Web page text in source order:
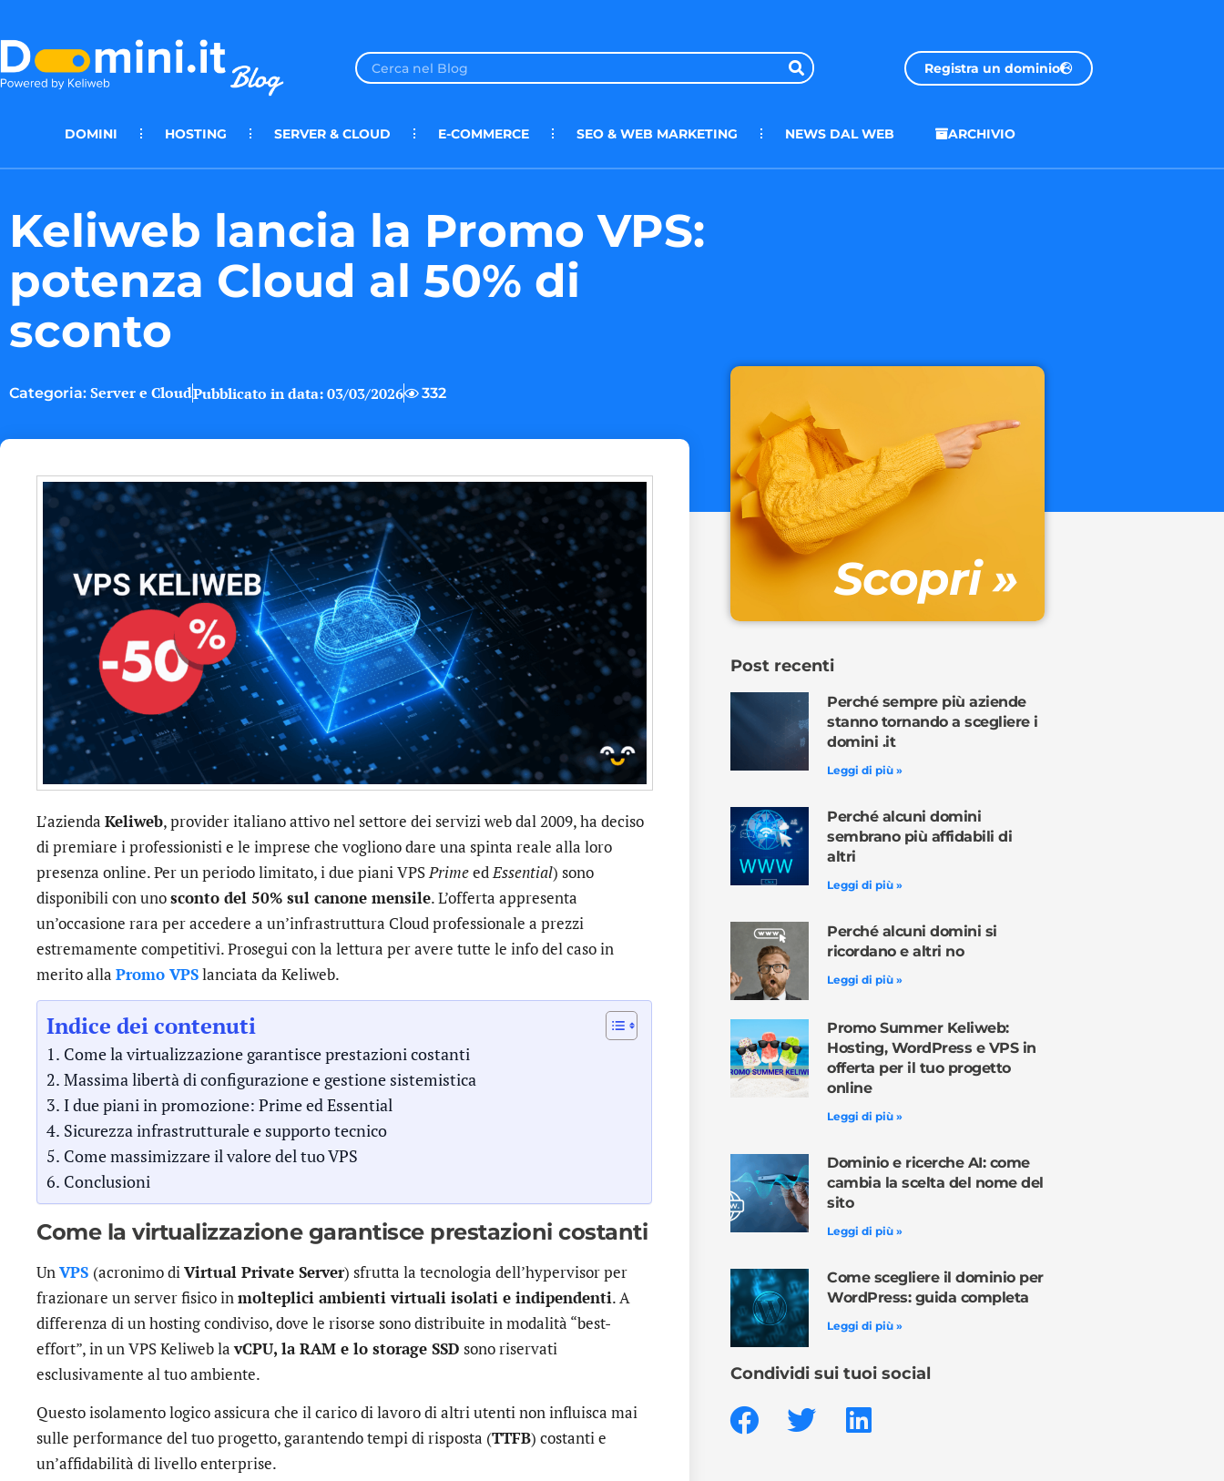
Registra un dominio
DOMINI HOSTING SERVER & CLOUD E-COMMERCE SEO & WEB MARKETING NEWS DAL WEB ARCHIVIO
Keliweb lancia la Promo VPS:
potenza Cloud al 50% di
sconto
Categoria: Server e CloudPubblicato in data:03/03/2026 332
L’azienda Keliweb, provider italiano attivo nel settore dei servizi web dal 2009, ha deciso
di premiare i professionisti e le imprese che vogliono dare una spinta reale alla loro
presenza online. Per un periodo limitato, i due piani VPSPrimeedEssential) sono
disponibili con unosconto del 50% sul canone mensile. L’offerta appresenta
un’occasione rara per accedere a un’infrastruttura Cloud professionale a prezzi
estremamente competitivi. Prosegui con la lettura per avere tutte le info del caso in
merito alla Promo VPSlanciata da Keliweb.
Indice dei contenuti
Come la virtualizzazione garantisce prestazioni costanti
Massima libertà di configurazione e gestione sistemistica
I due piani in promozione: Prime ed Essential
Sicurezza infrastrutturale e supporto tecnico
Come massimizzare il valore del tuo VPS
Conclusioni
Come la virtualizzazione garantisce prestazioni costanti
UnVPS (acronimo diVirtual Private Server) sfrutta la tecnologia dell’hypervisor per
frazionare un server fisico inmolteplici ambienti virtuali isolati e indipendenti. A
differenza di un hosting condiviso, dove le risorse sono distribuite in modalità “best-
effort”, in un VPS Keliweb lavCPU, la RAM e lo storage SSD sono riservati
esclusivamente al tuo ambiente.
Questo isolamento logico assicura che il carico di lavoro di altri utenti non influisca mai
sulle performance del tuo progetto, garantendo tempi di risposta (TTFB) costanti e
un’affidabilità di livello enterprise.
Scopri »
Post recenti
Perché sempre più aziende
stanno tornando a scegliere i
domini .it
Leggi di più »
Perché alcuni domini
sembrano più affidabili di
altri
Leggi di più »
Perché alcuni domini si
ricordano e altri no
Leggi di più »
Promo Summer Keliweb:
Hosting, WordPress e VPS in
offerta per il tuo progetto
online
Leggi di più »
Dominio e ricerche AI: come
cambia la scelta del nome del
sito
Leggi di più »
Come scegliere il dominio per
WordPress: guida completa
Leggi di più »
Condividi sui tuoi social